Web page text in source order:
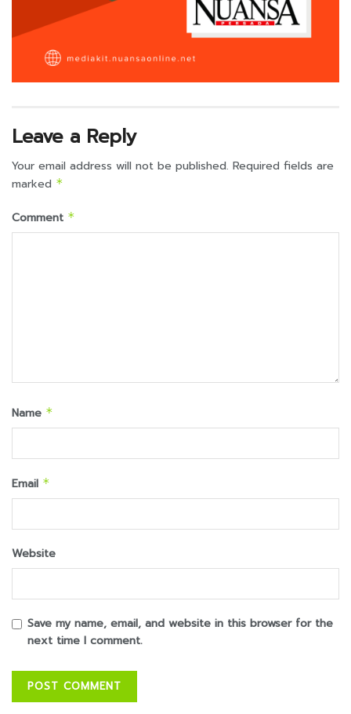
Leave a Reply
Your email address will not be published. Required fields are
marked *
Comment *
Name *
Email *
Website
Save my name, email, and website in this browser for the
next time I comment.